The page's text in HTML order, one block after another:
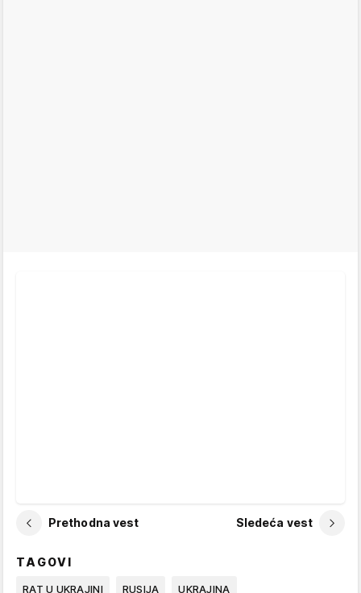
Prethodna vest Sledeća vest
TAGOVI
RAT U UKRAJINI RUSIJA UKRAJINA